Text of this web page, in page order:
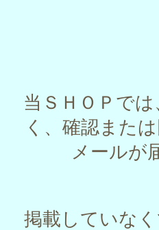
当ＳＨＯＰで
く、確認また
メールが
掲載していな